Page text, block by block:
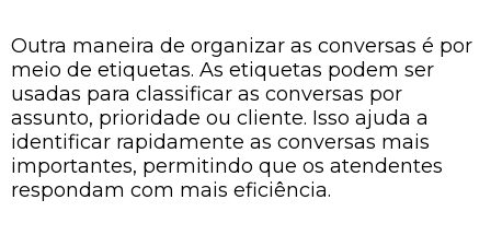
Outra maneira de organizar as conversas é por
meio de etiquetas. As etiquetas podem ser
usadas para classificar as conversas por
assunto, prioridade ou cliente. Isso ajuda a
identificar rapidamente as conversas mais
importantes, permitindo que os atendentes
respondam com mais eficiência.